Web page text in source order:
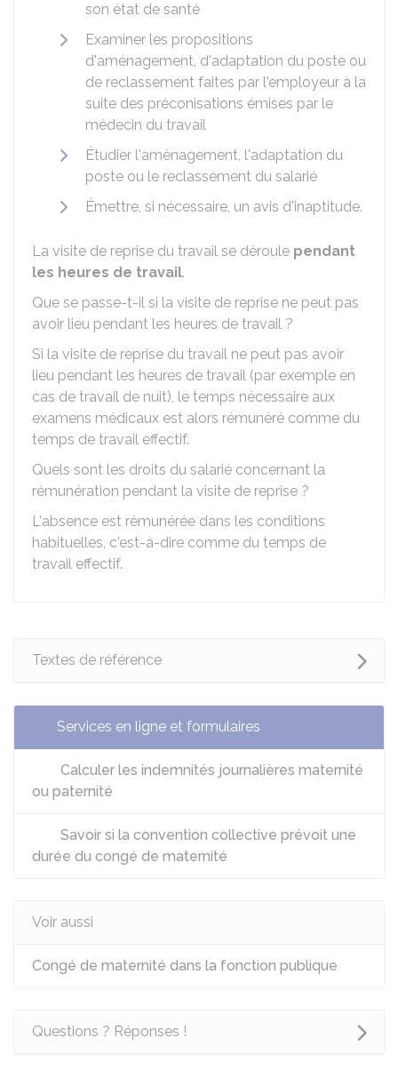
son état de santé
Examiner les propositions
d'aménagement, d'adaptation du poste ou
de reclassement faites par l'employeur à la
suite des préconisations émises par le
médecin du travail
Étudier l'aménagement, l'adaptation du
poste ou le reclassement du salarié
Émettre, si nécessaire, un avis d'inaptitude.
La visite de reprise du travail se déroule pendant
les heures de travail.
Que se passe-t-il si la visite de reprise ne peut pas
avoir lieu pendant les heures de travail ?
Si la visite de reprise du travail ne peut pas avoir
lieu pendant les heures de travail (par exemple en
cas de travail de nuit), le temps nécessaire aux
examens médicaux est alors rémunéré comme du
temps de travail effectif.
Quels sont les droits du salarié concernant la
rémunération pendant la visite de reprise ?
L'absence est rémunérée dans les conditions
habituelles, c'est-à-dire comme du temps de
travail effectif.
Textes de référence
Services en ligne et formulaires
Calculer les indemnités journalières maternité
ou paternité
Savoir si la convention collective prévoit une
durée du congé de maternité
Voir aussi
Congé de maternité dans la fonction publique
Questions ? Réponses !